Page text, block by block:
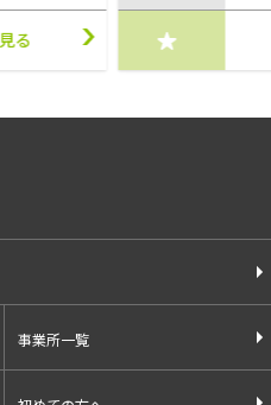
求人詳細を見る
事業所一覧